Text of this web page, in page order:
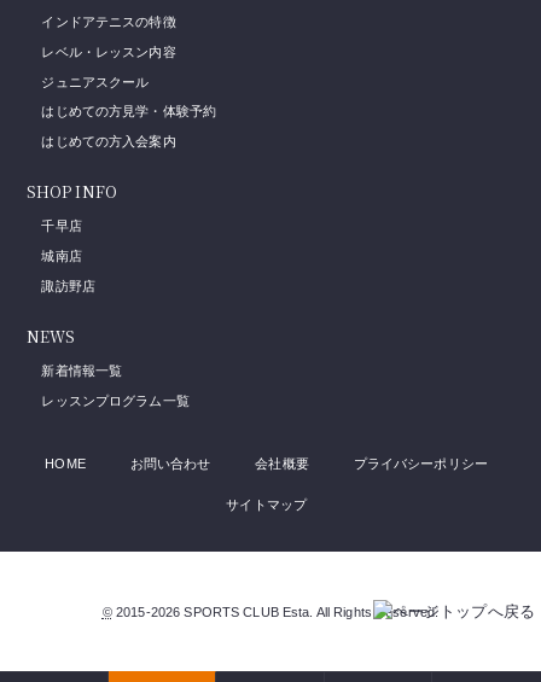
インドアテニスの特徴
レベル・レッスン内容
ジュニアスクール
はじめての方見学・体験予約
はじめての方入会案内
SHOP INFO
千早店
城南店
諏訪野店
NEWS
新着情報一覧
レッスンプログラム一覧
HOME お問い合わせ 会社概要 プライバシーポリシー
サイトマップ
©2015-2026SPORTS CLUB Esta . All Rights Reserved.